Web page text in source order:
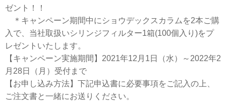
ゼント！！
＊キャンペーン期間中にショウデックスカラムを2本ご購
入で、当社取扱いシリンジフィルター1箱(100個入り)をプ
レゼントいたします。
【キャンペーン実施期間】2021年12月1日（水）～2022年2
月28日（月）受付まで
【お申し込み方法】下記申込書に必要事項をご記入の上、
ご注文書と一緒にお送りください。